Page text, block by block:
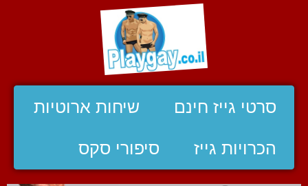
סרטי גייז חינם שיחות ארוטיות
הכרויות גייז סיפורי סקס